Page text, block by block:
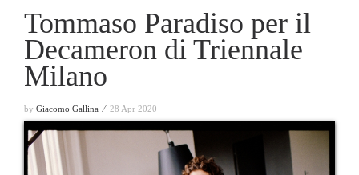
Tommaso Paradiso per il
Decameron di Triennale
Milano
by Giacomo Gallina ⁄ 28 Apr 2020